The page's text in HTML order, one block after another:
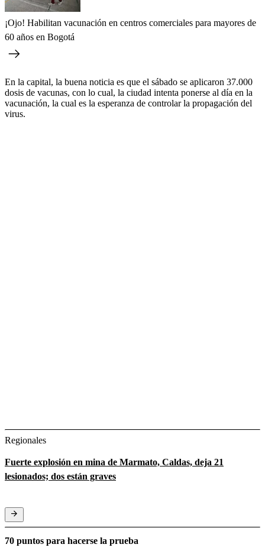
¡Ojo! Habilitan vacunación en centros comerciales para mayores de
60 años en Bogotá
En la capital, la buena noticia es que el sábado se aplicaron 37.000
dosis de vacunas, con lo cual, la ciudad intenta ponerse al día en la
vacunación, la cual es la esperanza de controlar la propagación del
virus.
Regionales
Fuerte explosión en mina de Marmato, Caldas, deja 21
lesionados; dos están graves
70 puntos para hacerse la prueba